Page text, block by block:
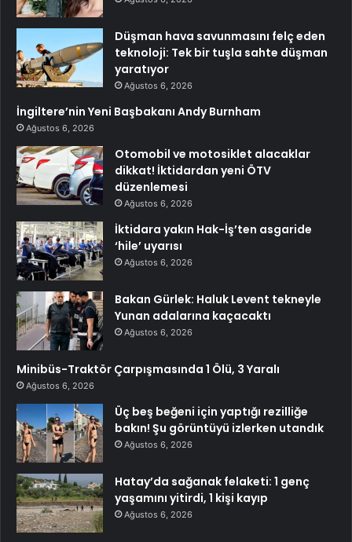
Düşman hava savunmasını felç eden
teknoloji: Tek bir tuşla sahte düşman
yaratıyor
Ağustos 6, 2026
İngiltere’nin Yeni Başbakanı Andy Burnham
Ağustos 6, 2026
Otomobil ve motosiklet alacaklar
dikkat! İktidardan yeni ÖTV
düzenlemesi
Ağustos 6, 2026
İktidara yakın Hak-İş’ten asgaride
‘hile’ uyarısı
Ağustos 6, 2026
Bakan Gürlek: Haluk Levent tekneyle
Yunan adalarına kaçacaktı
Ağustos 6, 2026
Minibüs-Traktör Çarpışmasında 1 Ölü, 3 Yaralı
Ağustos 6, 2026
Üç beş beğeni için yaptığı rezilliğe
bakın! Şu görüntüyü izlerken utandık
Ağustos 6, 2026
Hatay’da sağanak felaketi: 1 genç
yaşamını yitirdi, 1 kişi kayıp
Ağustos 6, 2026